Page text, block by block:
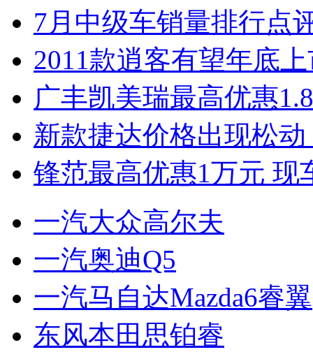
7月中级车销量排行点
2011款逍客有望年底
广丰凯美瑞最高优惠
新款捷达价格出现松
锋范最高优惠1万元 现
一汽大众高尔夫
一汽奥迪Q5
一汽马自达Mazda6睿翼
东风本田思铂睿